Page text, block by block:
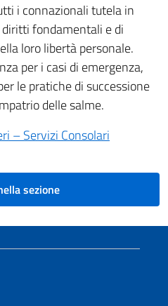
i connazionali tutela in
fondamentali e di
loro libertà personale.
per i casi di emergenza,
le pratiche di successione
delle salme.
– Servizi Consolari
sezione